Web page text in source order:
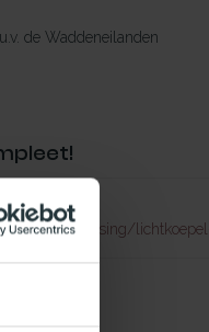
de Waddeneilanden
toepassing/